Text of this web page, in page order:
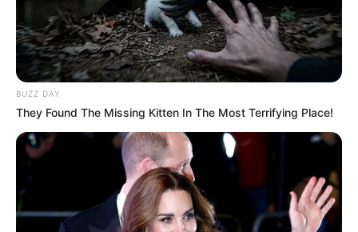
BUZZ DAY
They Found The Missing Kitten In The Most Terrifying Place!